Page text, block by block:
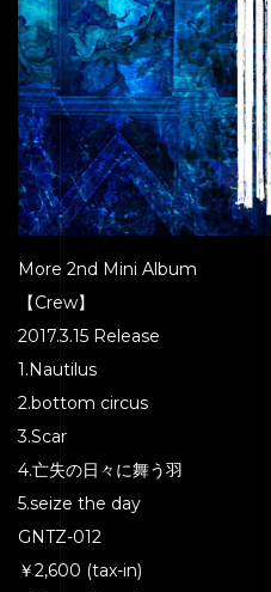
More 2nd Mini Album
【Crew】
2017.3.15 Release
1.Nautilus
2.bottom circus
3.Scar
4.亡失の日々に舞う羽
5.seize the day
GNTZ-012
￥2,600 (tax-in)